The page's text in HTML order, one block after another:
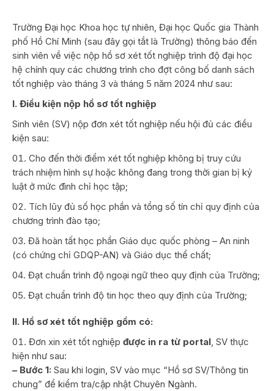
Trường Đại học Khoa học tự nhiên, Đại học Quốc gia Thành
phố Hồ Chí Minh (sau đây gọi tắt là Trường) thông báo đến
sinh viên về việc nộp hồ sơ xét tốt nghiệp trình độ đại học
hệ chính quy các chương trình cho đợt công bố danh sách
tốt nghiệp vào tháng 3 và tháng 5 năm 2024 như sau:
I. Điều kiện nộp hồ sơ tốt nghiệp
Sinh viên (SV) nộp đơn xét tốt nghiệp nếu hội đủ các điều
kiện sau:
Cho đến thời điểm xét tốt nghiệp không bị truy cứu
trách nhiệm hình sự hoặc không đang trong thời gian bị kỷ
luật ở mức đình chỉ học tập;
Tích lũy đủ số học phần và tổng số tín chỉ quy định của
chương trình đào tạo;
Đã hoàn tất học phần Giáo dục quốc phòng – An ninh
(có chứng chỉ GDQP-AN) và Giáo dục thể chất;
Đạt chuẩn trình độ ngoại ngữ theo quy định của Trường;
Đạt chuẩn trình độ tin học theo quy định của Trường;
II. Hồ sơ xét tốt nghiệp gồm có:
Đơn xin xét tốt nghiệp được in ra từ portal, SV thực
hiện như sau:
– Bước 1: Sau khi login, SV vào mục “Hồ sơ SV/Thông tin
chung” để kiểm tra/cập nhật Chuyên Ngành.